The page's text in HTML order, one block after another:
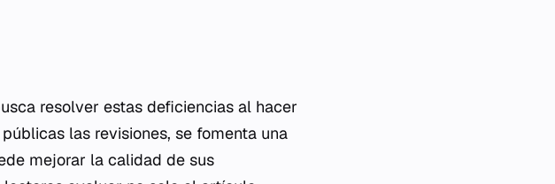
resolver estas deficiencias al hacer
las revisiones, se fomenta una
mejorar la calidad de sus